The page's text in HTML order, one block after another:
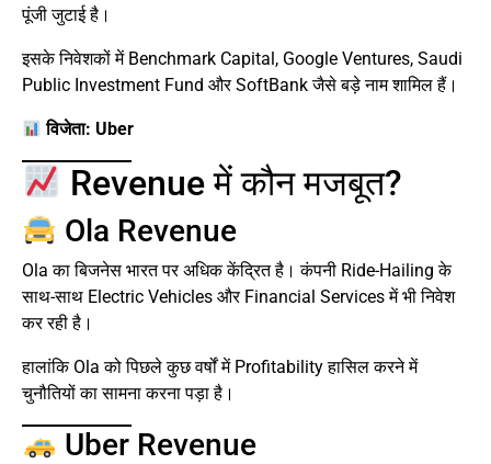
पूंजी जुटाई है।
इसके निवेशकों में Benchmark Capital, Google Ventures, Saudi
Public Investment Fund और SoftBank जैसे बड़े नाम शामिल हैं।
विजेता: Uber
Revenue में कौन मजबूत?
Ola Revenue
Ola का बिजनेस भारत पर अधिक केंद्रित है। कंपनी Ride-Hailing के
साथ-साथ Electric Vehicles और Financial Services में भी निवेश
कर रही है।
हालांकि Ola को पिछले कुछ वर्षों में Profitability हासिल करने में
चुनौतियों का सामना करना पड़ा है।
Uber Revenue